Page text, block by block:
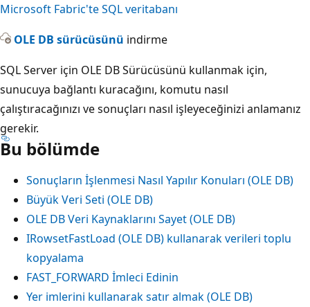
Microsoft Fabric'te SQL veritabanı
OLE DB sürücüsünü indirme
SQL Server için OLE DB Sürücüsünü kullanmak için,
sunucuya bağlantı kuracağını, komutu nasıl
çalıştıracağınızı ve sonuçları nasıl işleyeceğinizi anlamanız
gerekir.
Bu bölümde
Sonuçların İşlenmesi Nasıl Yapılır Konuları (OLE DB)
Büyük Veri Seti (OLE DB)
OLE DB Veri Kaynaklarını Sayet (OLE DB)
IRowsetFastLoad (OLE DB) kullanarak verileri toplu
kopyalama
FAST_FORWARD İmleci Edinin
Yer imlerini kullanarak satır almak (OLE DB)